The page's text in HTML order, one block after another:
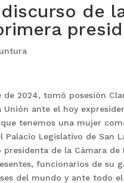
de
de 2024, tomó posesión
Unión ante el hoy
tenemos una mujer
Palacio Legislativo de San
presidenta de la Cámara
funcionarios de su
del mundo y ante todo